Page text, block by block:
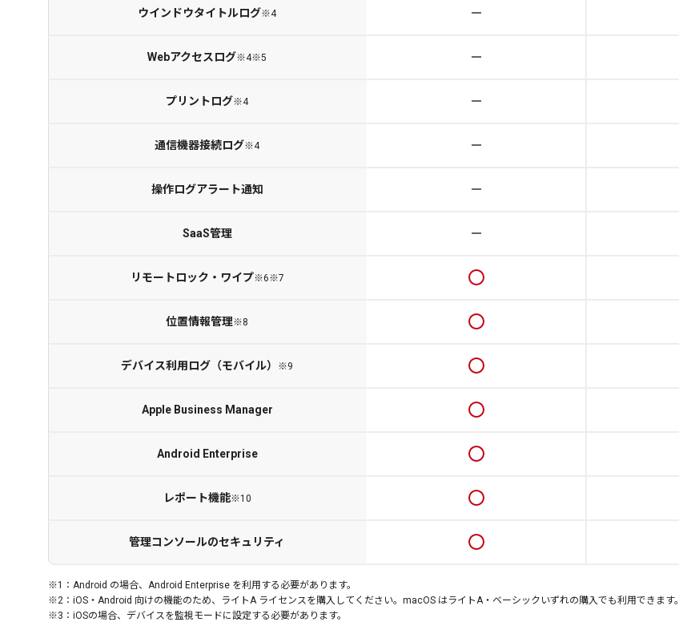
ウインドウタイトルログ※4
Webアクセスログ※4※5
プリントログ※4
通信機器接続ログ※4
操作ログアラート通知
SaaS管理
リモートロック・ ワイプ※6※7
位置情報管理※8
デバイス利用ログ （モバイル） ※9
Apple Business Manager
Android Enterprise
レポート機能※10
管理コンソールのセキュリティ
※1： Android の場合、Android Enterprise を利用する必要があります。
※2： iOS・Android 向けの機能のため、ライトA ライセンスを購入してください。macOS はライトA・ベーシックいずれの購入でも利用できます。
※3： iOSの場合、デバイスを監視モードに設定する必要があります。